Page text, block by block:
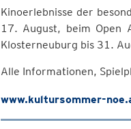
Kinoerlebnisse der
17. August, beim Open
Klosterneuburg bis 31.
Alle Informationen,
www.kultursommer-